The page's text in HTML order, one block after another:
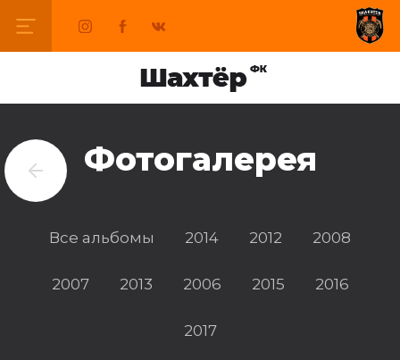
Фотогалерея
Все альбомы 2014 2012 2008
2007 2013 2006 2015 2016
2017